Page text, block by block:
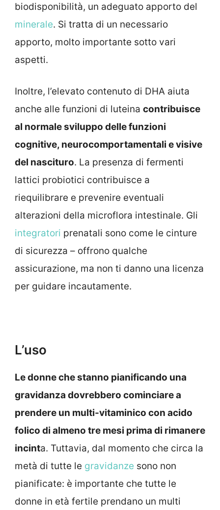
biodisponibilità, un adeguato apporto del
minerale. Si tratta di un necessario
apporto, molto importante sotto vari
aspetti.
Inoltre, l’elevato contenuto di DHA aiuta
anche alle funzioni di luteina contribuisce
al normale sviluppo delle funzioni
cognitive, neurocomportamentali e visive
del nascituro. La presenza di fermenti
lattici probiotici contribuisce a
riequilibrare e prevenire eventuali
alterazioni della microflora intestinale. Gli
integratori prenatali sono come le cinture
di sicurezza – offrono qualche
assicurazione, ma non ti danno una licenza
per guidare incautamente.
L’uso
Le donne che stanno pianificando una
gravidanza dovrebbero cominciare a
prendere un multi-vitaminico con acido
folico di almeno tre mesi prima di rimanere
incinta. Tuttavia, dal momento che circa la
metà di tutte le gravidanze sono non
pianificate: è importante che tutte le
donne in età fertile prendano un multi